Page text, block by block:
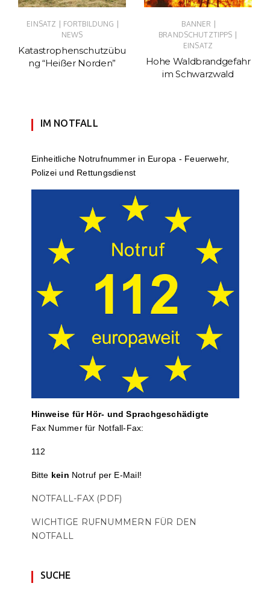
EINSATZ | FORTBILDUNG |
NEWS
Katastrophenschutzübu
ng “Heißer Norden”
BANNER |
BRANDSCHUTZTIPPS |
EINSATZ
Hohe Waldbrandgefahr
im Schwarzwald
IM NOTFALL
Einheit­li­che Notruf­num­mer in Europa - Feuerwehr,
Polizei und Rettungs­dienst
Hinweise für Hör- und Sprach­ge­schä­digte
Fax Nummer für Notfall-Fax:
112
Bitte kein Notruf per E-Mail!
NOTFALL-FAX (PDF)
WICHTIGE RUFNUMMERN FÜR DEN
NOTFALL
SUCHE